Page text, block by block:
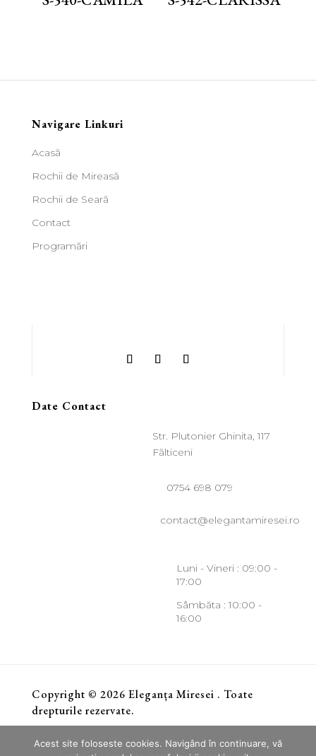
Navigare Linkuri
Acasă
Rochii de Mireasă
Rochii de Seară
Contact
Programări
Date Contact
Str. Plutonier Ghinita, 117
Fălticeni
0754 698 079
contact@elegantamiresei.ro
Luni - Vineri : 09:00 -
17:00
Sâmbăta : 10:00 -
16:00
Copyright © 2026 Eleganța Miresei . Toate
drepturile rezervate.
Acest site foloseste cookies. Navigând în continuare, vă